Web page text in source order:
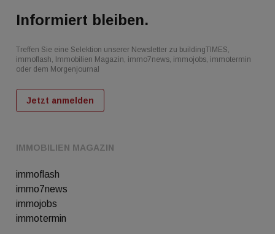
IMMOBILIEN MAGAZIN
immoflash
immo7news
immojobs
immotermin
Informiert bleiben.
Treffen Sie eine Selektion unserer Newsletter zu buildingTIMES,
immoflash, Immobilien Magazin, immo7news, immojobs, immotermin
oder dem Morgenjournal
Jetzt anmelden